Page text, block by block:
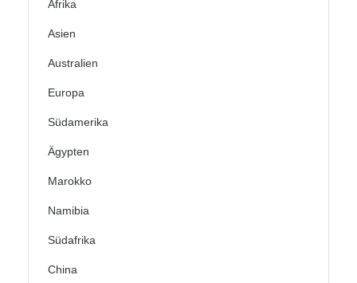
Afrika
Asien
Australien
Europa
Südamerika
Ägypten
Marokko
Namibia
Südafrika
China